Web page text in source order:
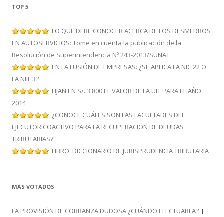
TOP 5
LO QUE DEBE CONOCER ACERCA DE LOS DESMEDROS
EN AUTOSERVICIOS: Tome en cuenta la publicación de la
Resolución de Superintendencia Nº 243-2013/SUNAT
EN LA FUSIÓN DE EMPRESAS: ¿SE APLICA LA NIC 22 O
LA NIIF 3?
FIJAN EN S/. 3,800 EL VALOR DE LA UIT PARA EL AÑO
2014
¿CONOCE CUÁLES SON LAS FACULTADES DEL
EJECUTOR COACTIVO PARA LA RECUPERACIÓN DE DEUDAS
TRIBUTARIAS?
LIBRO: DICCIONARIO DE JURISPRUDENCIA TRIBUTARIA
MÁS VOTADOS
LA PROVISIÓN DE COBRANZA DUDOSA ¿CUÁNDO EFECTUARLA? [